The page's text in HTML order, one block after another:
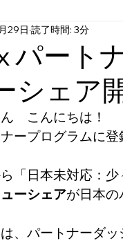
パート
シェア
29日 読了時間: 3分
　こんにちは！
ープログラムに
「日本未対応：
ーシェアが日本
、パートナーダ